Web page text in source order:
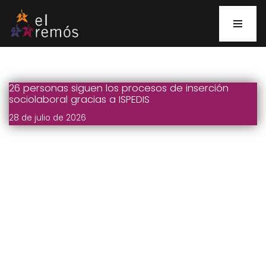
Saltar
al
26 personas siguen los procesos de inserción
sociolaboral gracias a ISPEDIS
28 de julio de 2026